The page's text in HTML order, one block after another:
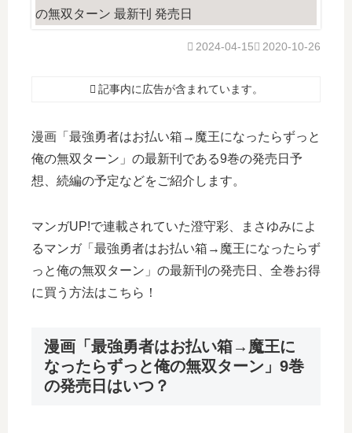
2020-10-26
2024-04-15
記事内に広告が含まれています。
漫画「最強勇者はお払い箱→魔王になったらずっと
俺の無双ターン」の最新刊である9巻の発売日予
想、続編の予定などをご紹介します。
マンガUP!で連載されていた澄守彩、まさゆみによ
るマンガ「最強勇者はお払い箱→魔王になったらず
っと俺の無双ターン」の最新刊の発売日、全巻お得
に買う方法はこちら！
漫画「最強勇者はお払い箱→魔王に
なったらずっと俺の無双ターン」9巻
の発売日はいつ？